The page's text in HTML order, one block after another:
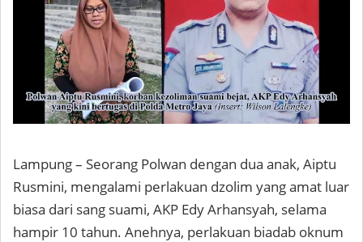
Lampung – Seorang Polwan dengan dua anak, Aiptu
Rusmini, mengalami perlakuan dzolim yang amat luar
biasa dari sang suami, AKP Edy Arhansyah, selama
hampir 10 tahun. Anehnya, perlakuan biadab oknum